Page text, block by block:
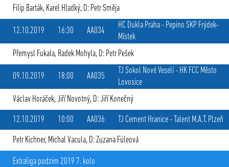
Filip Barták, Karel Hladký, D: Petr Směja
12.10.2019 16:30 AA034
HC Dukla Praha- Pepino SKP Frýdek-
Místek
Přemysl Fukala, Radek Mohyla, D: Petr Pešek
09.10.2019 18:00 AA035
TJ Sokol Nové Veselí- HK FCC Město
Lovosice
Václav Horáček, Jiří Novotný, D: Jiří Konečný
12.10.2019 10:00 AA036 TJ Cement Hranice- Talent M.A.T. Plzeň
Petr Kichner, Michal Vacula, D: Zuzana Füleová
Extraliga podzim 2019 7. kolo